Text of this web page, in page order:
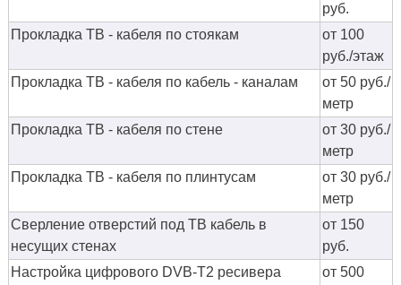
руб.
Прокладка ТВ - кабеля по стоякам
от 100
руб./этаж
Прокладка ТВ - кабеля по кабель - каналам
от 50 руб./
метр
Прокладка ТВ - кабеля по стене
от 30 руб./
метр
Прокладка ТВ - кабеля по плинтусам
от 30 руб./
метр
Сверление отверстий под ТВ кабель в
несущих стенах
от 150
руб.
Настройка цифрового DVB-T2 ресивера
от 500